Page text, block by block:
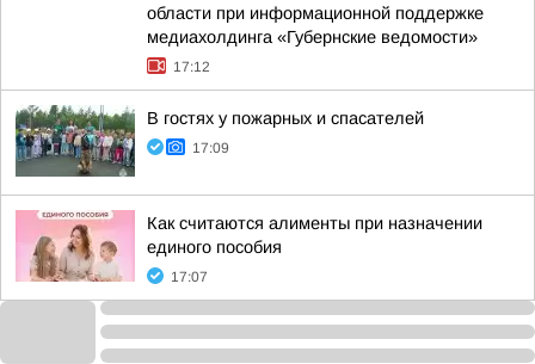
области при информационной поддержке
медиахолдинга «Губернские ведомости»
17:12
В гостях у пожарных и спасателей
17:09
Как считаются алименты при назначении
единого пособия
17:07